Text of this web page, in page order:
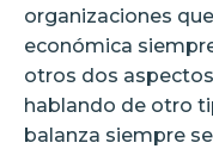
organizaciones
económica
otros dos
hablando de otro
balanza siempre